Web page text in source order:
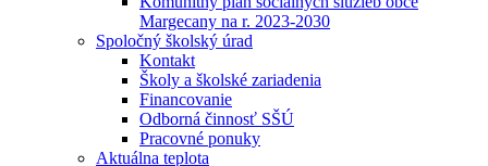
Margecany na r. 2023-2030
Spoločný školský úrad
Kontakt
Školy a školské zariadenia
Financovanie
Odborná činnosť SŠÚ
Pracovné ponuky
Aktuálna teplota